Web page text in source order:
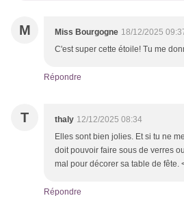
M Miss Bourgogne 18/12/2025
C'est super cette étoile! Tu me
Répondre
T thaly 12/12/2025 08:34
Elles sont bien jolies. Et si tu ne
doit pouvoir faire sous de verres
mal pour décorer sa table de fête.
Répondre